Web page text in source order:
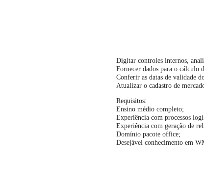
Digitar controles internos,
Fornecer dados para o cálculo
Conferir as datas de validade
Atualizar o cadastro de
Requisitos:
Ensino médio completo;
Experiência com processos
Experiência com geração de
Domínio pacote office;
Desejável conhecimento em